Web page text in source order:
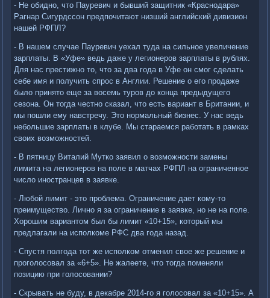
- Не обидно, что Пауревич и бывший защитник «Краснодара»
Рагнар Сигурдссон предпочитают низший английский дивизион
нашей РФПЛ?
- В нашем случае Пауревич уехал туда на сильное увеличение
зарплаты. В «Уфе» ведь даже у легионеров зарплаты в рублях.
Для нас престижно то, что за два года в Уфе он смог сделать
себе имя и получить спрос в Англии. Решение о его продаже
было принято еще за восемь туров до конца предыдущего
сезона. Он тогда честно сказал, что есть вариант в Британии, и
мы пошли ему навстречу. Это нормальный бизнес. У нас ведь
небольшие зарплаты в клубе. Мы стараемся работать в рамках
своих возможностей.
- В пятницу Виталий Мутко заявил о возможности замены
лимита на легионеров на поле в матчах РФПЛ на ограниченное
число иностранцев в заявке.
- Любой лимит - это проблема. Ограничение дает кому-то
преимущество. Лично я за ограничение в заявке, но не на поле.
Хорошим вариантом был бы лимит «10+15», который мы
предлагали на исполкоме РФС два года назад.
- Спустя полгода тот же исполком отменил свое же решение и
проголосовал за «6+5». Не жалеете, что тогда поменяли
позицию при голосовании?
- Скрывать не буду, в декабре 2014-го я голосовал за «10+15». А